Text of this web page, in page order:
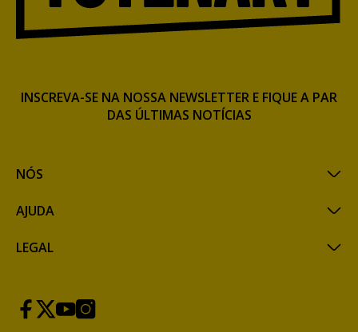
NÓS
AJUDA
LEGAL
INSCREVA-SE NA NOSSA NEWSLETTER E FIQUE A PAR
DAS ÚLTIMAS NOTÍCIAS